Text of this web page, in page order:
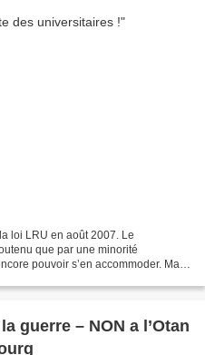
loi LRU en août 2007. Le
que par une minorité
pouvoir s’en accommoder. Mais
guerre – NON a l’Otan